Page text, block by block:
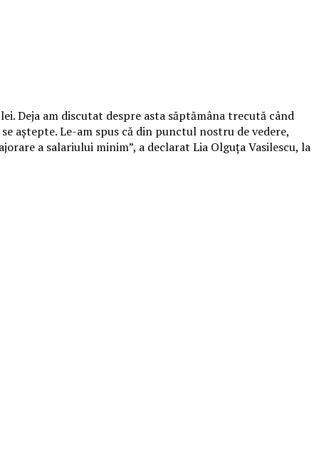
Deja am discutat despre asta săptămâna trecută când
aştepte. Le-am spus că din punctul nostru de vedere,
a salariului minim”, a declarat Lia Olguţa Vasilescu, la